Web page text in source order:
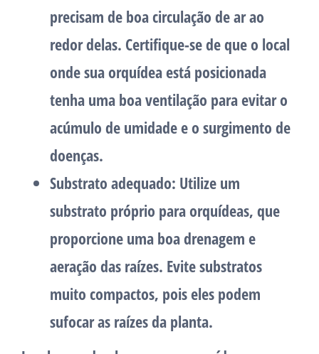
precisam de boa circulação de ar ao
redor delas. Certifique-se de que o local
onde sua orquídea está posicionada
tenha uma boa ventilação para evitar o
acúmulo de umidade e o surgimento de
doenças.
Substrato adequado: Utilize um
substrato próprio para orquídeas, que
proporcione uma boa drenagem e
aeração das raízes. Evite substratos
muito compactos, pois eles podem
sufocar as raízes da planta.